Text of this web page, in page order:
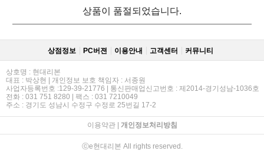
상품이 품절되었습니다.
상점정보 PC버젼 이용안내 고객센터 커뮤니티
상호명 : 현대리본
대표 : 박상현 | 개인정보 보호 책임자 : 서종원
사업자등록번호 :129-39-21776 | 통신판매업신고번호 : 제2014-경기성남-1036호
전화 : 031 751 8280 | 팩스 : 031 7210049
주소 : 경기도 성남시 수정구 수정로 25번길 17-2
이용약관| 개인정보처리방침
ⓒe현대리본 All rights reserved.